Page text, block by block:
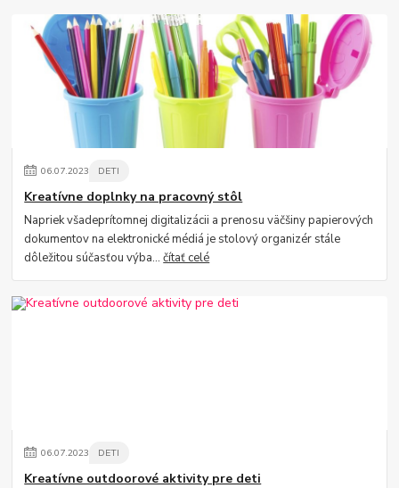
06.07.2023 DETI
Kreatívne doplnky na pracovný stôl
Napriek všadeprítomnej digitalizácii a prenosu väčšiny papierových
dokumentov na elektronické médiá je stolový organizér stále
dôležitou súčasťou výba...čítať celé
06.07.2023 DETI
Kreatívne outdoorové aktivity pre deti